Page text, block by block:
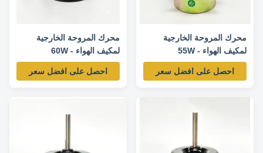
محرك المروحة الخارجية
لمكيف الهواء - 55W
220/230V 50/60HZ
احصل على افضل سعر
محرك المروحة الخارجية
لمكيف الهواء - 60W
1200RPM 220V 50Hz
احصل على افضل سعر